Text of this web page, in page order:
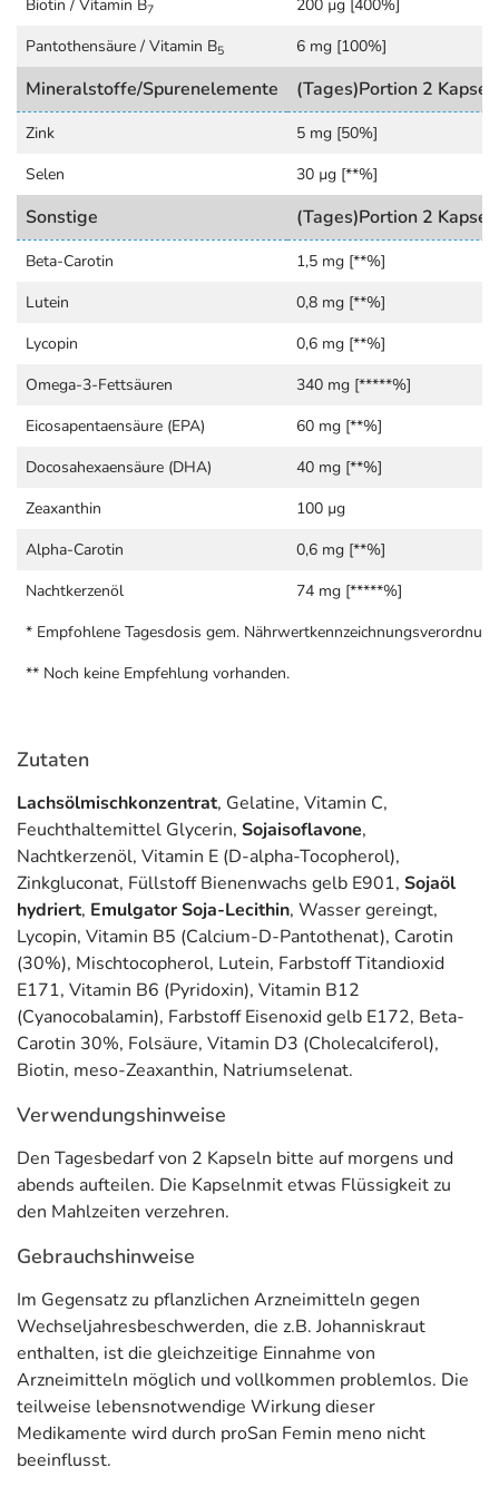
können.
Was können sie tun?
Lassen Sie sich von Ihrem Arzt über die Möglichkeiten
einer ernährungsphysiologischen Unterstüt-zung
informieren. Die Ernährungswissenschaft bietet heute
Begleiterscheinungen der Wechseljahre günstig zu
beeinflussen.
Anwendung
Je 1 Kapsel morgens und abends unzerkaut mit etwas
Hinweise
proSan Femin meno ist frei von:
Konservierungsmitteln
künstlichen Farbstoffen
Milcheiweiß
Gluten
Adresse des Lebensmittel-Unternehmens
40789 Monheim am Rhein
Informationen zu diesem Lebensmittel (wie z. B. Zutaten,
Allergene) sind bei den Lebensmittelangaben als pdf
hinterlegt. (oben)
Biotin / Vitamin B7
200 µg [400%]
Pantothensäure / Vitamin B5 6 mg [100%]
Mineralstoffe/Spurenelemente (Tages)Portion 2
Zink
5 mg [50%]
Selen
30 µg [**%]
Sonstige (Tages)Portion 2
Beta-Carotin
1,5 mg [**%]
Lutein
0,8 mg [**%]
Lycopin
0,6 mg [**%]
Omega-3-Fettsäuren
340 mg [*****%]
Eicosapentaensäure (EPA)
60 mg [**%]
Docosahexaensäure (DHA)
40 mg [**%]
Zeaxanthin
100 µg
Alpha-Carotin
0,6 mg [**%]
Nachtkerzenöl
74 mg [*****%]
* Empfohlene Tagesdosis gem.
** Noch keine Empfehlung vorhanden.
Zutaten
Lachsölmischkonzentrat, Gelatine, Vitamin C,
Feuchthaltemittel Glycerin, Sojaisoflavone,
Nachtkerzenöl, Vitamin E (D-alpha-Tocopherol),
Zinkgluconat, Füllstoff Bienenwachs gelb E901, Sojaöl
hydriert, Emulgator Soja-Lecithin, Wasser gereingt,
Lycopin, Vitamin B5 (Calcium-D-Pantothenat), Carotin
(30%), Mischtocopherol, Lutein, Farbstoff Titandioxid
E171, Vitamin B6 (Pyridoxin), Vitamin B12
(Cyanocobalamin), Farbstoff Eisenoxid gelb E172, Beta-
Carotin 30%, Folsäure, Vitamin D3 (Cholecalciferol),
Biotin, meso-Zeaxanthin, Natriumselenat.
Verwendungshinweise
Den Tagesbedarf von 2 Kapseln bitte auf morgens und
abends aufteilen. Die Kapselnmit etwas Flüssigkeit zu
den Mahlzeiten verzehren.
Gebrauchshinweise
Im Gegensatz zu pflanzlichen Arzneimitteln gegen
Wechseljahresbeschwerden, die z.B. Johanniskraut
enthalten, ist die gleichzeitige Einnahme von
Arzneimitteln möglich und vollkommen problemlos. Die
teilweise lebensnotwendige Wirkung dieser
Medikamente wird durch proSan Femin meno nicht
beeinflusst.